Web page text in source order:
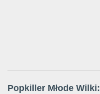
Popkiller Młode Wilki: